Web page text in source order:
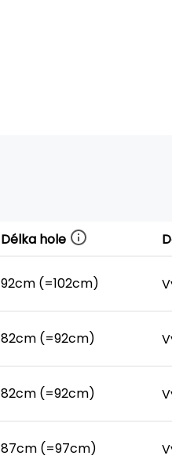
Délka hole
92cm (=102cm)
82cm (=92cm)
82cm (=92cm)
87cm (=97cm)